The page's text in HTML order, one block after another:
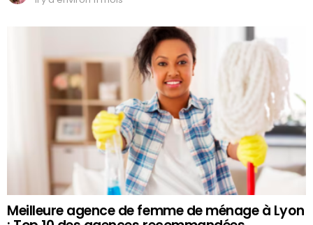
Meilleure agence de femme de ménage à Lyon